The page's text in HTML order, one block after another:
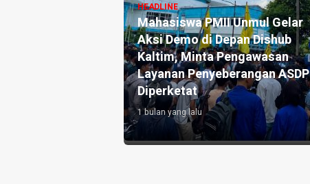
HEADLINE
Mahasiswa PMII Unmul Gelar
Aksi Demo di Depan Dishub
Kaltim, Minta Pengawasan
Layanan Penyeberangan ASDP
Diperketat
1 bulan yang lalu